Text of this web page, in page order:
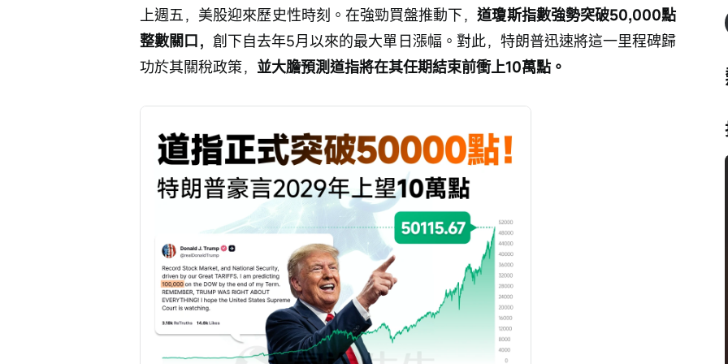
上週五，美股迎來歷史性時刻。在強勁買盤推動下，道瓊斯指數強勢突破50,000點
整數關口，創下自去年5月以來的最大單日漲幅。對此，特朗普迅速將這一里程碑歸
功於其關稅政策， 並大膽預測道指將在其任期結束前衝上10萬點。